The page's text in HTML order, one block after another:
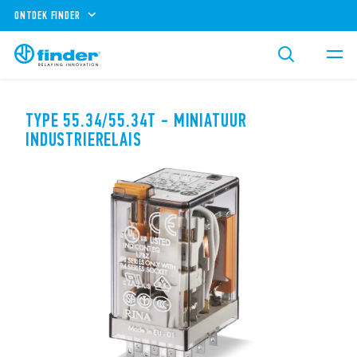
ONTDEK FINDER
TYPE 55.34/55.34T - MINIATUUR
INDUSTRIERELAIS